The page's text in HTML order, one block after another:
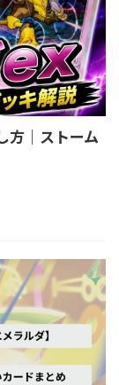
方｜ストーム